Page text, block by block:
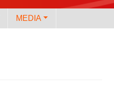
MEDIA